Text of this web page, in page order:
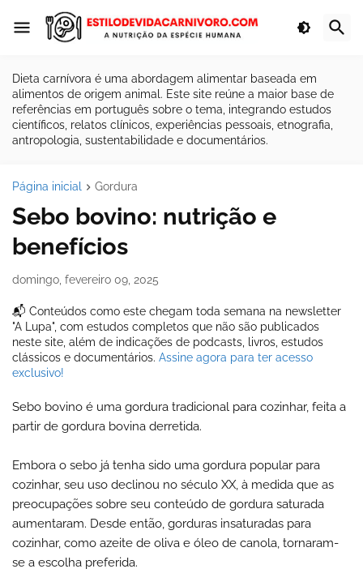
Dieta carnívora é uma abordagem alimentar baseada em
alimentos de origem animal. Este site reúne a maior base de
referências em português sobre o tema, integrando estudos
científicos, relatos clínicos, experiências pessoais, etnografia,
antropologia, sustentabilidade e documentários.
Página inicial Gordura
Sebo bovino: nutrição e
benefícios
domingo, fevereiro 09, 2025
📬 Conteúdos como este chegam toda semana na newsletter
"A Lupa", com estudos completos que não são publicados
neste site, além de indicações de podcasts, livros, estudos
clássicos e documentários. Assine agora para ter acesso
exclusivo!
Sebo bovino é uma gordura tradicional para cozinhar, feita a
partir de gordura bovina derretida.
Embora o sebo já tenha sido uma gordura popular para
cozinhar, seu uso declinou no século XX, à medida que as
preocupações sobre seu conteúdo de gordura saturada
aumentaram. Desde então, gorduras insaturadas para
cozinhar, como azeite de oliva e óleo de canola, tornaram-
se a escolha preferida.